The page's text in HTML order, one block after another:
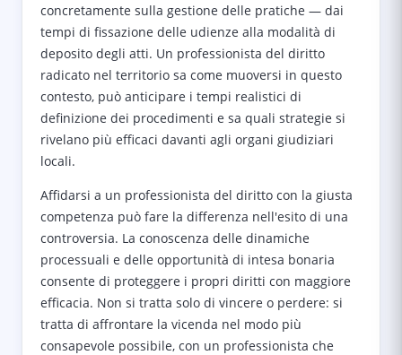
concretamente sulla gestione delle pratiche — dai
tempi di fissazione delle udienze alla modalità di
deposito degli atti. Un professionista del diritto
radicato nel territorio sa come muoversi in questo
contesto, può anticipare i tempi realistici di
definizione dei procedimenti e sa quali strategie si
rivelano più efficaci davanti agli organi giudiziari
locali.
Affidarsi a un professionista del diritto con la giusta
competenza può fare la differenza nell'esito di una
controversia. La conoscenza delle dinamiche
processuali e delle opportunità di intesa bonaria
consente di proteggere i propri diritti con maggiore
efficacia. Non si tratta solo di vincere o perdere: si
tratta di affrontare la vicenda nel modo più
consapevole possibile, con un professionista che